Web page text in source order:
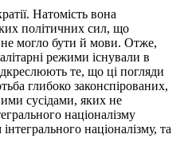
Натомість вона
політичних сил, що
не могло бути й мови. Отже,
режими існували в
те, що ці погляди
глибоко законспірованих,
сусідами, яких не
націоналізму
націоналізму, та